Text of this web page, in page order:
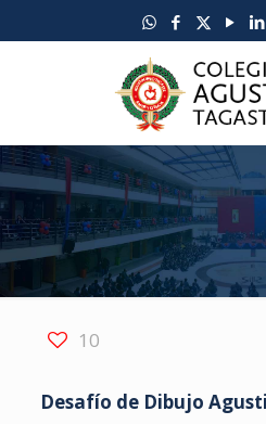
10
Desafío de Dibujo